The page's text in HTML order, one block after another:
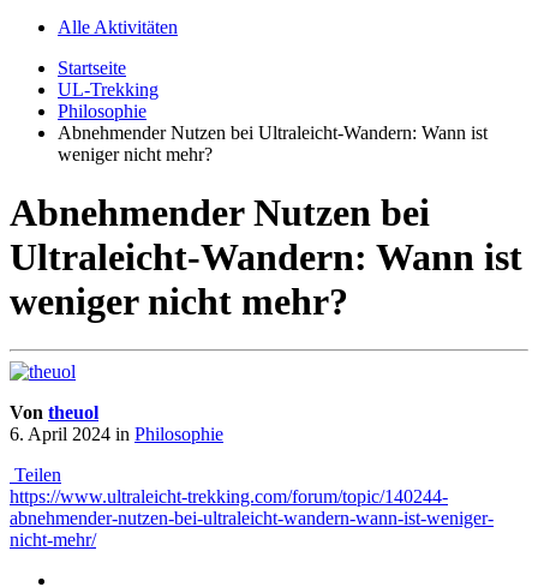
Alle Aktivitäten
Startseite
UL-Trekking
Philosophie
Abnehmender Nutzen bei Ultraleicht-Wandern: Wann ist
weniger nicht mehr?
Abnehmender Nutzen bei
Ultraleicht-Wandern: Wann ist
weniger nicht mehr?
Von theuol
6. April 2024 in Philosophie
Teilen
https://www.ultraleicht-trekking.com/forum/topic/140244-
abnehmender-nutzen-bei-ultraleicht-wandern-wann-ist-weniger-
nicht-mehr/